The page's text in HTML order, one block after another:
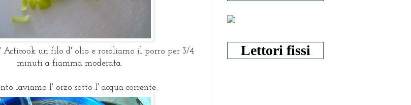
Acticook un filo d' olio e rosoliamo il porro per 3/4
minuti a fiamma moderata.
laviamo l' orzo sotto l' acqua corrente.
Lettori fissi